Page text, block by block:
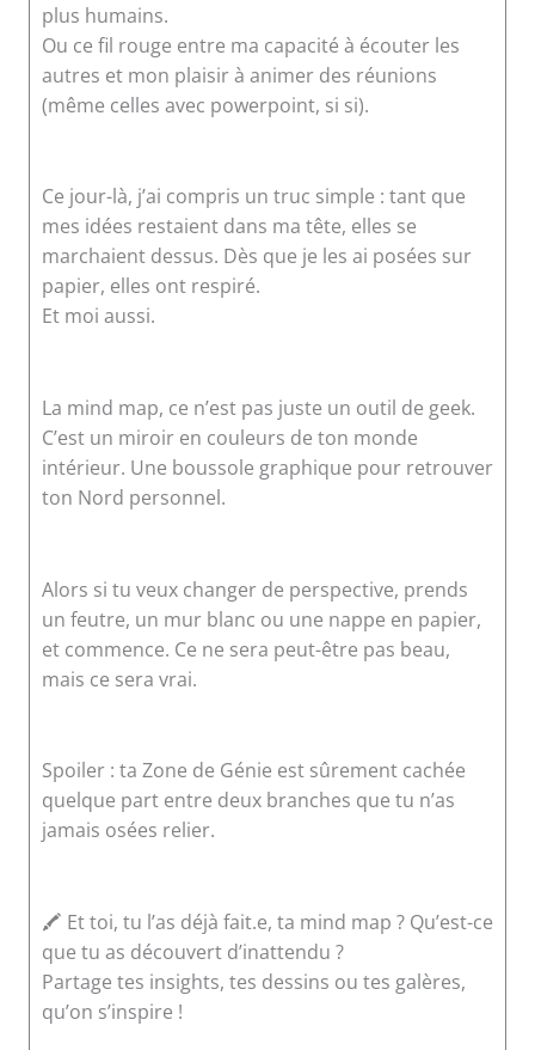
plus humains.
Ou ce fil rouge entre ma capacité à écouter les
autres et mon plaisir à animer des réunions
(même celles avec powerpoint, si si).
Ce jour-là, j’ai compris un truc simple : tant que
mes idées restaient dans ma tête, elles se
marchaient dessus. Dès que je les ai posées sur
papier, elles ont respiré.
Et moi aussi.
La mind map, ce n’est pas juste un outil de geek.
C’est un miroir en couleurs de ton monde
intérieur. Une boussole graphique pour retrouver
ton Nord personnel.
Alors si tu veux changer de perspective, prends
un feutre, un mur blanc ou une nappe en papier,
et commence. Ce ne sera peut-être pas beau,
mais ce sera vrai.
Spoiler : ta Zone de Génie est sûrement cachée
quelque part entre deux branches que tu n’as
jamais osées relier.
🖍 Et toi, tu l’as déjà fait.e, ta mind map ? Qu’est-ce
que tu as découvert d’inattendu ?
Partage tes insights, tes dessins ou tes galères,
qu’on s’inspire !